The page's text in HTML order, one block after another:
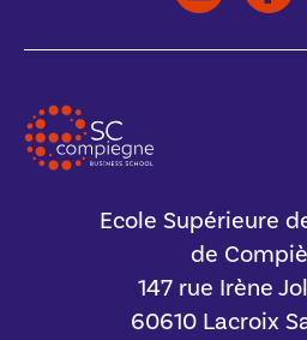
Ecole Supérieure
de
147 rue Irène
60610 Lacroix